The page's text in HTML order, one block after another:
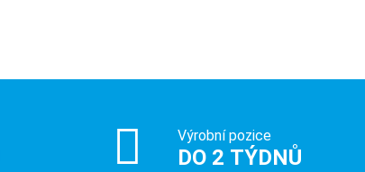
Výrobní pozice
DO 2 TÝDNŮ